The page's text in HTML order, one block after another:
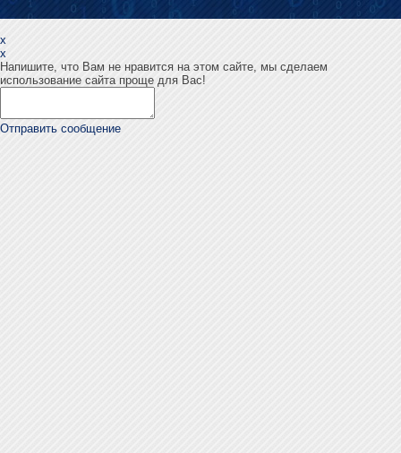
x
x
Напишите, что Вам не нравится на этом сайте, мы сделаем
использование сайта проще для Вас!
Отправить сообщение